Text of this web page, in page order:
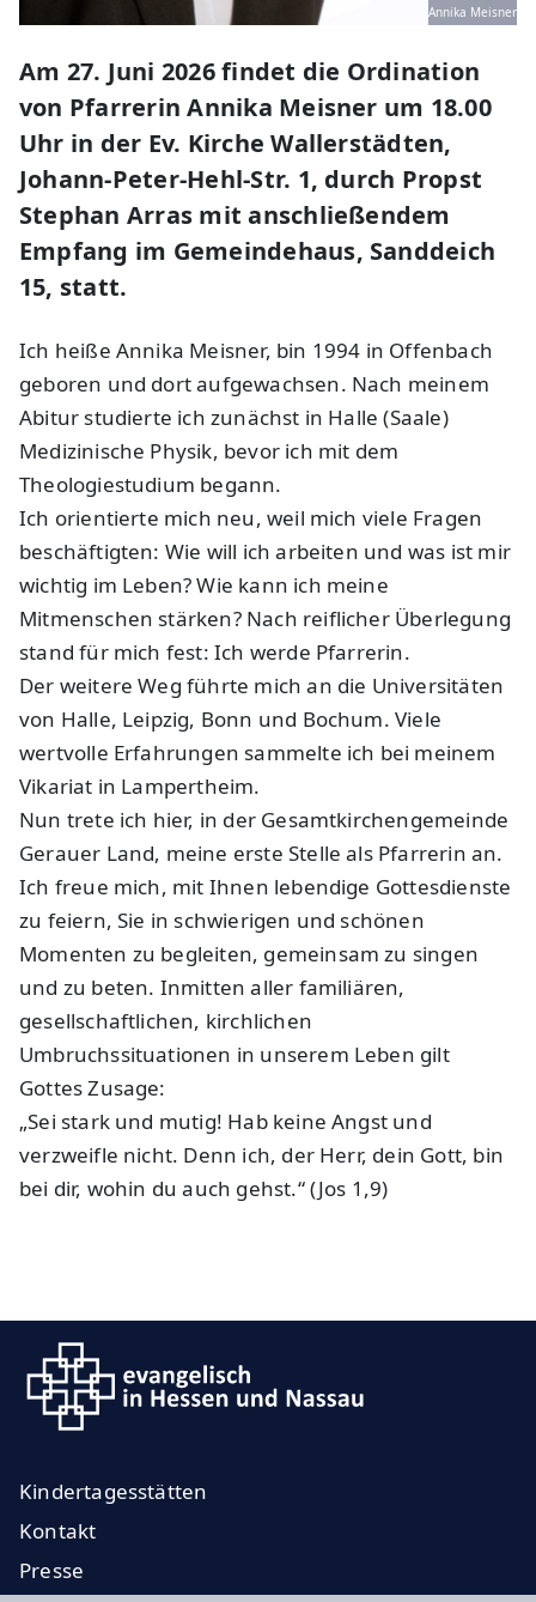
Annika Meisner
Am 27. Juni 2026 findet die Ordination
von Pfarrerin Annika Meisner um 18.00
Uhr in der Ev. Kirche Wallerstädten,
Johann-Peter-Hehl-Str. 1, durch Propst
Stephan Arras mit anschließendem
Empfang im Gemeindehaus, Sanddeich
15, statt.
Ich heiße Annika Meisner, bin 1994 in Offenbach
geboren und dort aufgewachsen. Nach meinem
Abitur studierte ich zunächst in Halle (Saale)
Medizinische Physik, bevor ich mit dem
Theologiestudium begann.
Ich orientierte mich neu, weil mich viele Fragen
beschäftigten: Wie will ich arbeiten und was ist mir
wichtig im Leben? Wie kann ich meine
Mitmenschen stärken? Nach reiflicher Überlegung
stand für mich fest: Ich werde Pfarrerin.
Der weitere Weg führte mich an die Universitäten
von Halle, Leipzig, Bonn und Bochum. Viele
wertvolle Erfahrungen sammelte ich bei meinem
Vikariat in Lampertheim.
Nun trete ich hier, in der Gesamtkirchengemeinde
Gerauer Land, meine erste Stelle als Pfarrerin an.
Ich freue mich, mit Ihnen lebendige Gottesdienste
zu feiern, Sie in schwierigen und schönen
Momenten zu begleiten, gemeinsam zu singen
und zu beten. Inmitten aller familiären,
gesellschaftlichen, kirchlichen
Umbruchssituationen in unserem Leben gilt
Gottes Zusage:
„Sei stark und mutig! Hab keine Angst und
verzweifle nicht. Denn ich, der Herr, dein Gott, bin
bei dir, wohin du auch gehst.“ (Jos 1,9)
Kindertagesstätten
Kontakt
Presse